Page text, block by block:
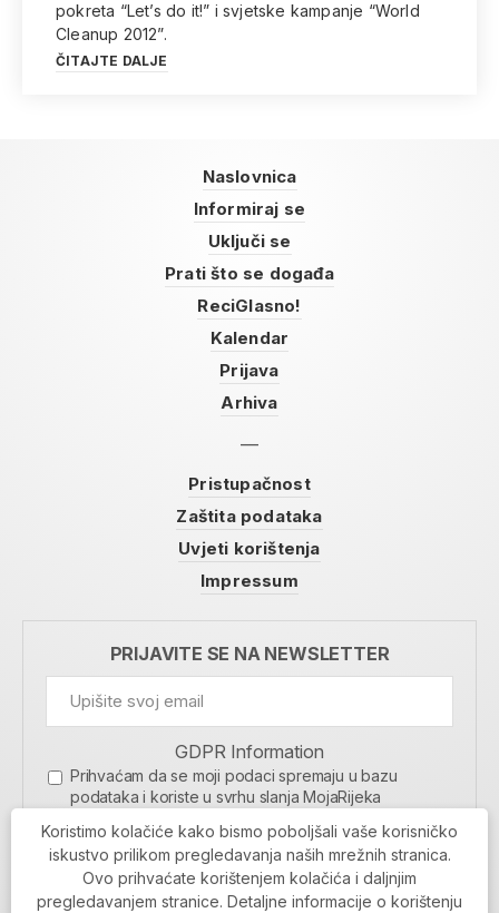
pokreta “Let’s do it!” i svjetske kampanje “World
Cleanup 2012”.
ČITAJTE DALJE
Naslovnica
Informiraj se
Uključi se
Prati što se događa
ReciGlasno!
Kalendar
Prijava
Arhiva
Pristupačnost
Zaštita podataka
Uvjeti korištenja
Impressum
PRIJAVITE SE NA NEWSLETTER
GDPR Information
Prihvaćam da se moji podaci spremaju u bazu
podataka i koriste u svrhu slanja MojaRijeka
MOJARIJEKA NEWSLETTER
PRIJAVI SE
Koristimo kolačiće kako bismo poboljšali vaše korisničko
iskustvo prilikom pregledavanja naših mrežnih stranica.
Ovo prihvaćate korištenjem kolačića i daljnjim
pregledavanjem stranice. Detaljne informacije o korištenju